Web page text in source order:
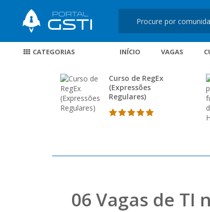
CATEGORIAS INÍCIO VAGAS
Curso de RegEx
(Expressões
Regulares)
06 Vagas de TI